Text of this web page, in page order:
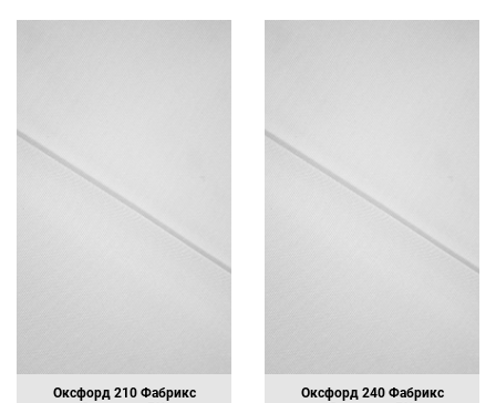
Оксфорд 210 Фабрикс
Оксфорд 240 Фабрикс